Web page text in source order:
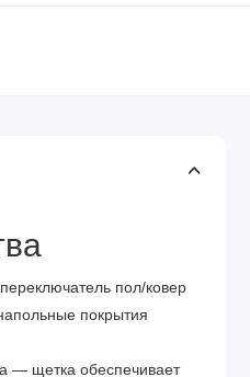
пол/ковер
покрытия
— щетка обеспечивает